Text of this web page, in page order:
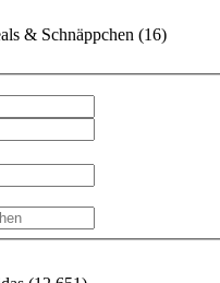
& Schnäppchen (16)